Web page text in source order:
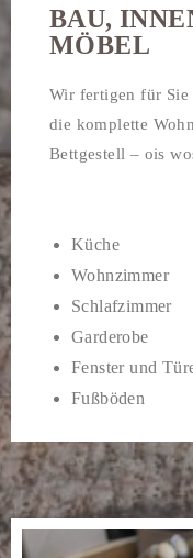
BAU,
MÖBEL
Wir fertigen für Sie
die komplette
Bettgestell – ois
Küche
Wohnzimmer
Schlafzimmer
Garderobe
Fenster und
Fußböden